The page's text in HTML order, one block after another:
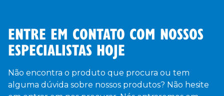
ENTRE EM CONTATO COM NOSSOS
ESPECIALISTAS HOJE
Não encontra o produto que procura ou tem
alguma dúvida sobre nossos produtos? Não hesite